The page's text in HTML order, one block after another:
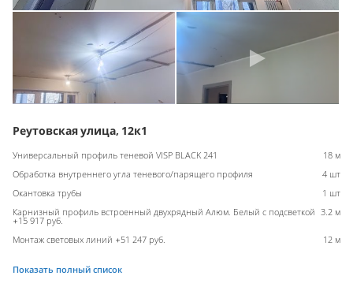
Реутовская улица, 12к1
Универсальный профиль теневой VISP BLACK 241
18 м
Обработка внутреннего угла теневого/парящего профиля
4 шт
Окантовка трубы
1 шт
Карнизный профиль встроенный двухрядный Алюм. Белый с подсветкой
+15 917 руб.
3.2 м
Монтаж световых линий +51 247 руб. 12 м
Показать полный список